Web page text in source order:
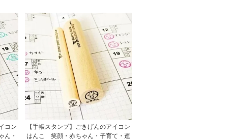
コン
ん・
【手帳スタンプ】ごきげんのアイコン
はんこ 笑顔・赤ちゃん・子育て・連